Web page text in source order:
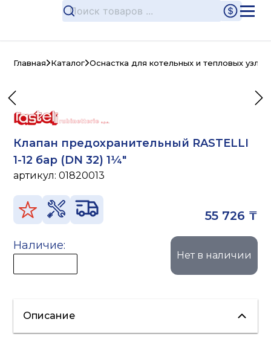
Главная Каталог Оснастка для котельных и тепловых узлов
Клапан предохранительный RASTELLI
1-12 бар (DN 32) 1¼"
артикул:01820013
55 726 ₸
Наличие:
Нет в наличии
Описание